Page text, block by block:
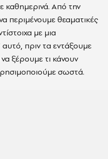
καθημερινά. Από την
περιμένουμε θεαματικές
με μια
αυτό, πριν τα εντάξουμε
ξέρουμε τι κάνουν
σωστά.